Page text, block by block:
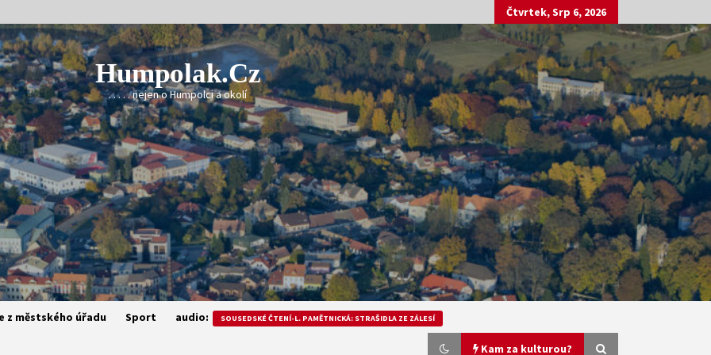
Čtvrtek, Srp 6, 2026
Humpolak.cz
. . . . . nejen o Humpolci a okolí
z městského úřadu Sport audio: SOUSEDSKÉ ČTENÍ-L. PAMĚTNICKÁ: STRAŠIDLA ZE ZÁLESÍ
Kam za kulturou?